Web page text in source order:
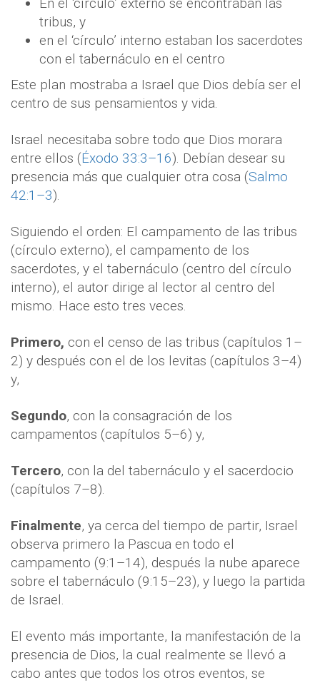
En el ‘círculo’ externo se encontraban las
tribus, y
en el ‘círculo’ interno estaban los sacerdotes
con el tabernáculo en el centro
Este plan mostraba a Israel que Dios debía ser el
centro de sus pensamientos y vida.
Israel necesitaba sobre todo que Dios morara
entre ellos (Éxodo 33:3–16). Debían desear su
presencia más que cualquier otra cosa (Salmo
42:1–3).
Siguiendo el orden: El campamento de las tribus
(círculo externo), el campamento de los
sacerdotes, y el tabernáculo (centro del círculo
interno), el autor dirige al lector al centro del
mismo. Hace esto tres veces.
Primero, con el censo de las tribus (capítulos 1–
2) y después con el de los levitas (capítulos 3–4)
y,
Segundo, con la consagración de los
campamentos (capítulos 5–6) y,
Tercero, con la del tabernáculo y el sacerdocio
(capítulos 7–8).
Finalmente, ya cerca del tiempo de partir, Israel
observa primero la Pascua en todo el
campamento (9:1–14), después la nube aparece
sobre el tabernáculo (9:15–23), y luego la partida
de Israel.
El evento más importante, la manifestación de la
presencia de Dios, la cual realmente se llevó a
cabo antes que todos los otros eventos, se